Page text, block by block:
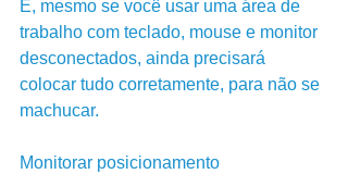
E, mesmo se você usar uma área de
trabalho com teclado, mouse e monitor
desconectados, ainda precisará
colocar tudo corretamente, para não se
machucar.
Monitorar posicionamento